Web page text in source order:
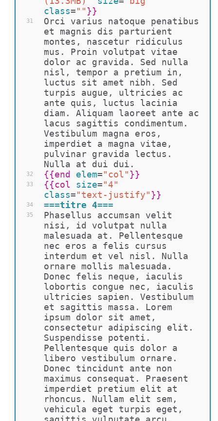
31
32
33
34
35
class="" }}
Orci varius natoque penatibus
et magnis dis parturient
montes, nascetur ridiculus
mus. Proin volutpat vitae
dolor ac gravida. Sed nulla
nisl, tempor a pretium in,
luctus sit amet nibh. Sed
turpis augue, ultricies ac
ante quis, luctus lacinia
diam. Aliquam laoreet ante ac
lacus sagittis condimentum.
Vestibulum magna eros,
imperdiet a magna vitae,
pulvinar gravida lectus.
Nulla at dui dui.
{{end elem="col" }}
{{col size="4"
class="text-justify" }}
===titre 4===
Phasellus accumsan velit
nisi, id volutpat nulla
malesuada at. Pellentesque
nec eros a felis cursus
interdum et vel nisl. Nulla
ornare mollis malesuada.
Donec felis neque, iaculis
lobortis congue nec, iaculis
ultricies sapien. Vestibulum
et sagittis massa. Lorem
ipsum dolor sit amet,
consectetur adipiscing elit.
Suspendisse potenti.
Pellentesque quis dolor a
libero vestibulum ornare.
Donec tincidunt ante non
maximus consequat. Praesent
imperdiet pretium elit at
rhoncus. Nullam elit sem,
vehicula eget turpis eget,